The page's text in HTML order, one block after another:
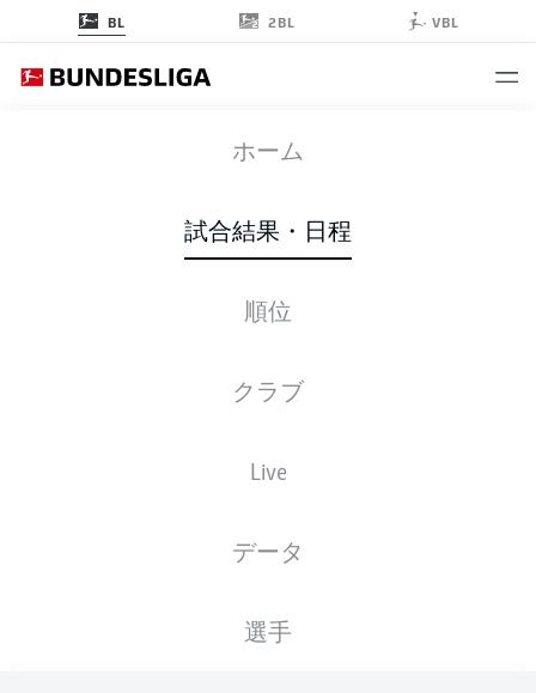
BL 2BL VBL
ホーム
試合結果・日程
順位
クラブ
Live
データ
選手
SVW BVB
スターティングメンバー